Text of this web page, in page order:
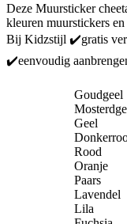
Deze Muursticker
kleuren muurstickers
Bij Kidzstijl ✔️gratis
✔️eenvoudig
Goudgeel
Geel
Rood
Oranje
Paars
Lavendel
Lila